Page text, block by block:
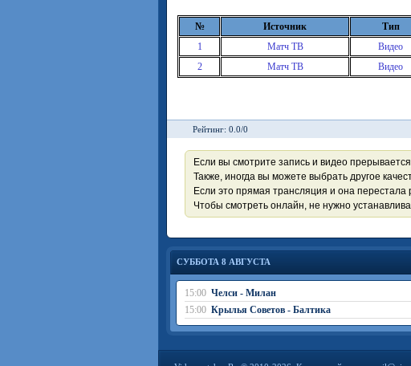
№ Источник Тип
1
Матч ТВ Видео
2
Матч ТВ Видео
Рейтинг: 0.0/0
Если вы смотрите запись и видео
Также, иногда вы можете выбрать другое
Если это прямая трансляция и она
Чтобы смотреть онлайн, не нужно
СУББОТА 8 АВГУСТА
15:00 Челси - Милан
15:00 Крылья Советов - Балтика